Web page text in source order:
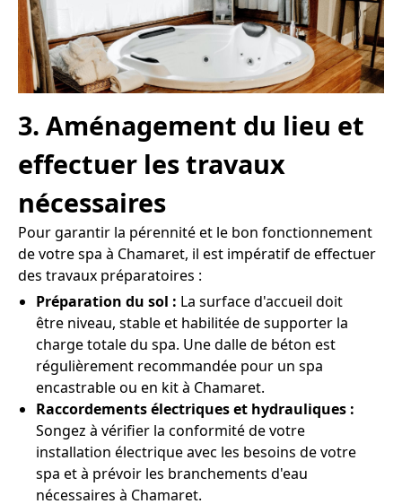
3. Aménagement du lieu et
effectuer les travaux
nécessaires
Pour garantir la pérennité et le bon fonctionnement
de votre spa à Chamaret, il est impératif de effectuer
des travaux préparatoires :
Préparation du sol : La surface d'accueil doit
être niveau, stable et habilitée de supporter la
charge totale du spa. Une dalle de béton est
régulièrement recommandée pour un spa
encastrable ou en kit à Chamaret.
Raccordements électriques et hydrauliques :
Songez à vérifier la conformité de votre
installation électrique avec les besoins de votre
spa et à prévoir les branchements d'eau
nécessaires à Chamaret.